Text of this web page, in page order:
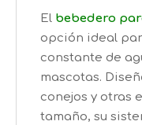
El bebedero
opción ideal
constante de
mascotas.
conejos y otras
tamaño, su